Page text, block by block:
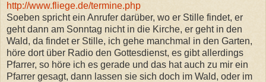
http://www.fliege.de/termine.php
Soeben spricht ein Anrufer darüber, wo er Stille findet, er
geht dann am Sonntag nicht in die Kirche, er geht in den
Wald, da findet er Stille, ich gehe manchmal in den Garten,
höre dort über Radio den Gottesdienst, es gibt allerdings
Pfarrer, so höre ich es gerade und das hat auch zu mir ein
Pfarrer gesagt, dann lassen sie sich doch im Wald, oder im